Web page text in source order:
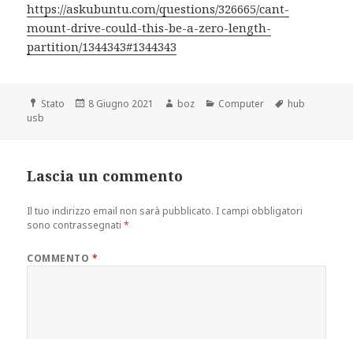
https://askubuntu.com/questions/326665/cant-
mount-drive-could-this-be-a-zero-length-
partition/1344343#1344343
Formato
Stato
Scritto
8 Giugno 2021 Autore
boz Categorie
Computer Tag
hub
usb
Lascia un commento
Il tuo indirizzo email non sarà pubblicato. I campi obbligatori
sono contrassegnati*
COMMENTO *